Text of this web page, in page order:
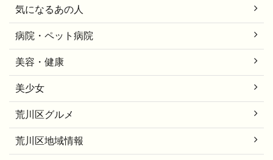
気になるあの人
病院・ペット病院
美容・健康
美少女
荒川区グルメ
荒川区地域情報